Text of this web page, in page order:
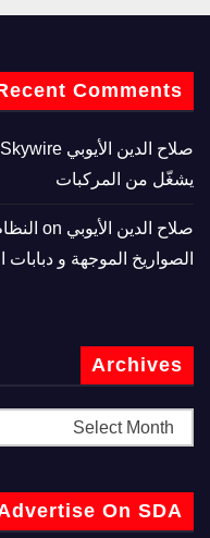
Comments
صلاح الدين الأيوبي
يشغّل من المركبات
صلاح الدين الأيوبي
الصواريخ الموجهة و دبابات
Archives
On SDA